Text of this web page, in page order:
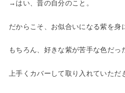
→はい、昔の自分のこと。
だからこそ、お似合いになる紫を身
もちろん、好きな紫が苦手な色だっ
上手くカバーして取り入れていただ